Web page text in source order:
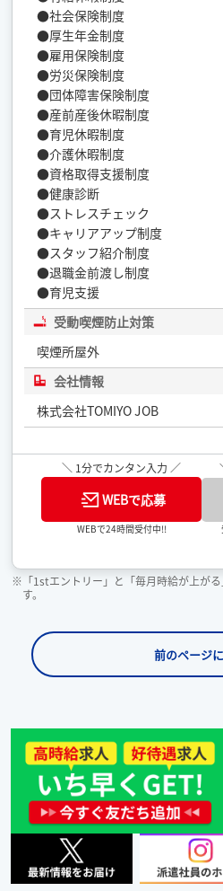
●社会保険制度
●厚生年金制度
●雇用保険制度
●労災保険制度
●団体障害保険制度
●産前産後休暇制度
●育児休暇制度
●介護休暇制度
●資格取得支援制度
●健康診断
●ストレスチェック
●キャリアアップ制度
●スタッフ紹介制度
●退職金前渡し制度
●育児支援
受動喫煙防止対策
喫煙所屋外
会社情報
株式会社TOMIYO JOB
＼ 1分でカンタン入力 ／
WEBで応募
WEBで24時間受付中!!
※「1stエントリー」と「毎月時給が上が
す。
前のページ